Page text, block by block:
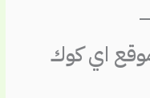
اي كوك